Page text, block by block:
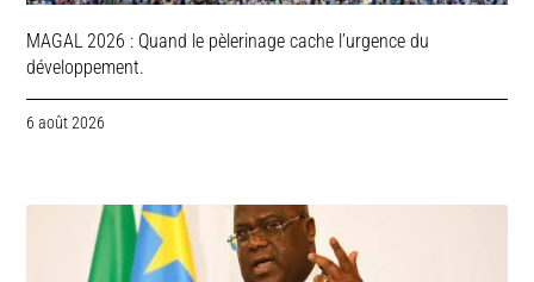
MAGAL 2026 : Quand le pèlerinage cache l’urgence du
développement.
6 août 2026